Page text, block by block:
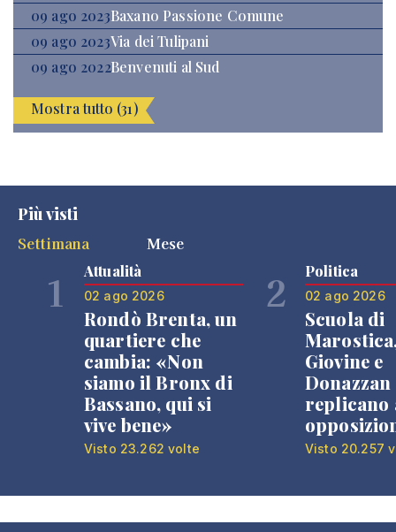
09 ago 2023Baxano Passione Comune
09 ago 2023Via dei Tulipani
09 ago 2022Benvenuti al Sud
Mostra tutto (31)
Più visti
Settimana
Mese
1 Attualità
02 ago 2026
Rondò Brenta, un
quartiere che
cambia: «Non
siamo il Bronx di
Bassano, qui si
vive bene»
Visto 23.262 volte
2 Politica
02 ago 2026
Scuola di
Giovine e
Donazzan
replicano
Visto 20.257